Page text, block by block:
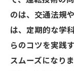
のは、交通法規
は、定期的な学
らのコツを実践
スムーズになり